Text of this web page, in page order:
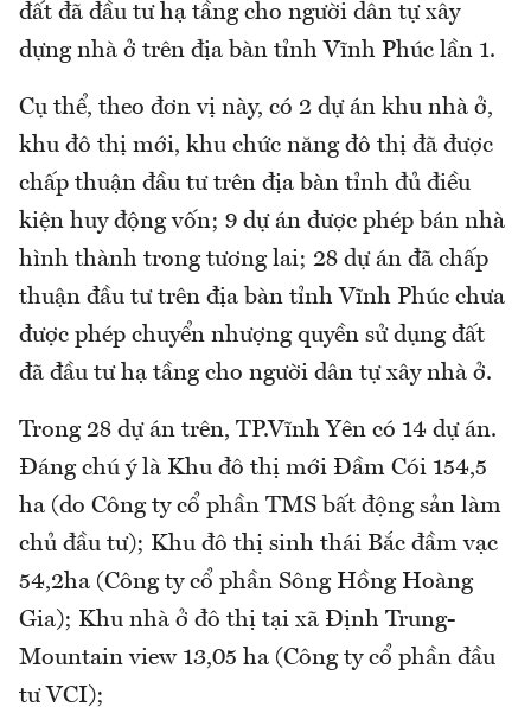
đất đã đầu tư hạ tầng cho người dân tự xây
dựng nhà ở trên địa bàn tỉnh Vĩnh Phúc lần 1.
Cụ thể, theo đơn vị này, có 2 dự án khu nhà ở,
khu đô thị mới, khu chức năng đô thị đã được
chấp thuận đầu tư trên địa bàn tỉnh đủ điều
kiện huy động vốn; 9 dự án được phép bán nhà
hình thành trong tương lai; 28 dự án đã chấp
thuận đầu tư trên địa bàn tỉnh Vĩnh Phúc chưa
được phép chuyển nhượng quyền sử dụng đất
đã đầu tư hạ tầng cho người dân tự xây nhà ở.
Trong 28 dự án trên, TP.Vĩnh Yên có 14 dự án.
Đáng chú ý là Khu đô thị mới Đầm Cói 154,5
ha (do Công ty cổ phần TMS bất động sản làm
chủ đầu tư); Khu đô thị sinh thái Bắc đầm vạc
54,2ha (Công ty cổ phần Sông Hồng Hoàng
Gia); Khu nhà ở đô thị tại xã Định Trung-
Mountain view 13,05 ha (Công ty cổ phần đầu
tư VCI);